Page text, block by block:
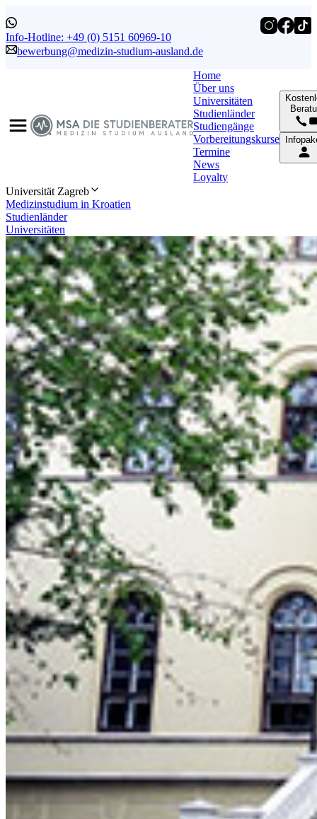
Info-Hotline: +49 (0) 5151 60969-10
bewerbung@medizin-studium-ausland.de
Home
Über uns
Universitäten
Studienländer
Studiengänge
Vorbereitungskurse
Termine
News
Loyalty
Universität Zagreb
Medizinstudium in Kroatien
Studienländer
Universitäten